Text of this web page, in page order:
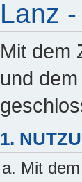
Lanz
Mit dem
und
1.
Mit